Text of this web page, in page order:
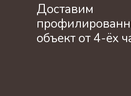
Доставим
объект от 4-ёх